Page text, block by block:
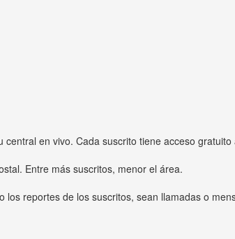
en vivo. Cada suscrito tiene acceso
Entre más suscritos, menor el área.
reportes de los suscritos, sean llamadas o